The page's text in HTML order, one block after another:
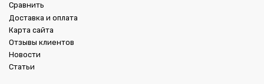
Сравнить
Доставка и оплата
Карта сайта
Отзывы клиентов
Новости
Статьи